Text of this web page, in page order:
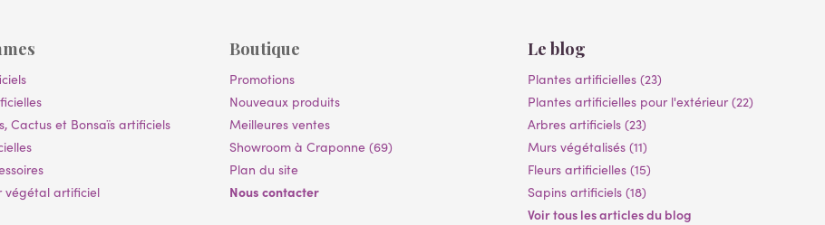
Cactus et Bonsaïs artificiels
végétal artificiel
Boutique
Promotions
Nouveaux produits
Meilleures ventes
Showroom à Craponne (69)
Plan du site
Nous contacter
Le blog
Plantes artificielles (23)
Plantes artificielles pour l'extérieur (22)
Arbres artificiels (23)
Murs végétalisés (11)
Fleurs artificielles (15)
Sapins artificiels (18)
Voir tous les articles du blog